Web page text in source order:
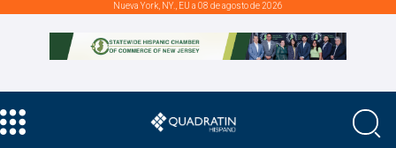
Nueva York, NY., EU a 08 de agosto de 2026